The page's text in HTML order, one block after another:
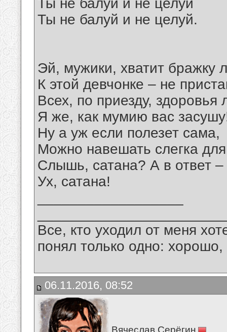
Ты не балуй и не целуй
Ты не балуй и не целуй.
Эй, мужики, хватит бражку
К этой девчонке – не
Всех, по приезду, здоровья
Я же, как мумию вас
Ну а уж если полезет сама,
Можно навешать слегка
Слышь, сатана? А в ответ
Ух, сатана!
Все, кто уходил от меня
понял только одно:
06.11.2016, 08:52
Вячеслав Серёгин